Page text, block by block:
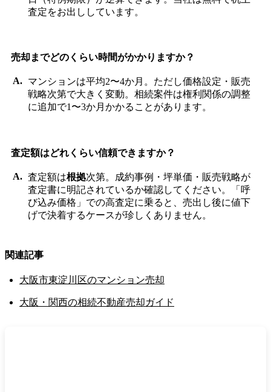
査定をお出ししています。
売却までどのくらい時間がかかりますか？
マンションは平均2〜4か月。ただし価格設定・販売
戦略次第で大きく変動。相続案件は権利関係の調整
に追加で1〜3か月かかることがあります。
査定額はどれくらい信頼できますか？
査定額は根拠次第。成約事例・坪単価・販売戦略が
査定書に明記されているか確認してください。「呼
び込み価格」での高査定に乗ると、売出し後に値下
げで決着するケースが珍しくありません。
関連記事
大阪市東淀川区のマンション売却
大阪・関西の相続不動産売却ガイド